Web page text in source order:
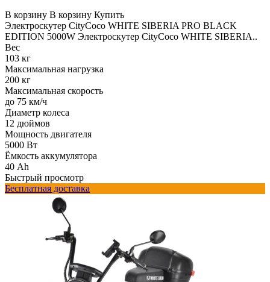
В корзину В корзину Купить
Электроскутер CityCoco WHITE SIBERIA PRO BLACK
EDITION 5000W Электроскутер CityCoco WHITE SIBERIA..
Вес
103 кг
Максимальная нагрузка
200 кг
Максимальная скорость
до 75 км/ч
Диаметр колеса
12 дюймов
Мощность двигателя
5000 Вт
Ёмкость аккумулятора
40 Ah
Быстрый просмотр
Бесплатная доставка